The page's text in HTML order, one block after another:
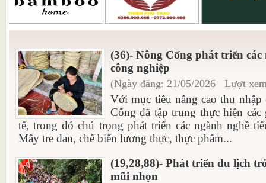
(36)- Nông Cống phát triển
công nghiệp
(Ngày đăng: 21/05/2026 Lượt
Với mục tiêu nâng cao thu
Cống đã tập trung thực hiện
tế, trong đó chú trọng phát triển các ngành nghề
Mây tre đan, chế biến lương thực, thực phẩm...
(19,28,88)- Phát triển du lịch
mũi nhọn